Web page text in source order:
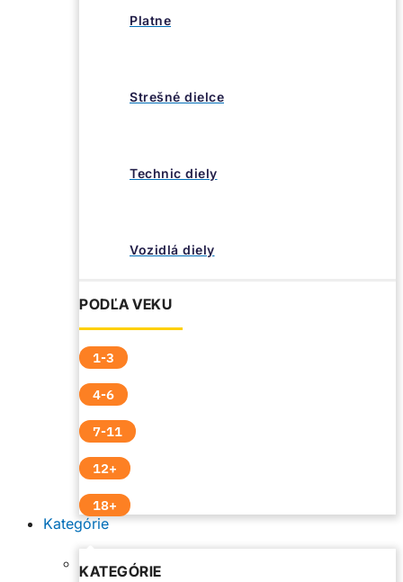
Platne
Strešné dielce
Technic diely
Vozidlá diely
PODĽA VEKU
1-3
4-6
7-11
12+
18+
Kategórie
KATEGÓRIE